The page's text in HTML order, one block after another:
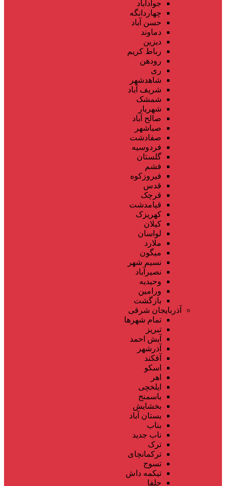
جوادآباد
چهاردانگه
حسن آباد
دماوند
دیزین
رباط کریم
رودهن
ری
شاهدشهر
شریف آباد
شمشک
شهریار
صالح آباد
صباشهر
صفادشت
فردوسیه
گلستان
فشم
فیروزکوه
قدس
قرچک
قیامدشت
کهریزک
کیلان
لواسان
ملارد
میگون
نسیم شهر
نصیرآباد
وحیدیه
ورامین
بازگشت
آذربایجان شرقی
تمام شهر‌ها
تبریز
آبش احمد
آذرشهر
آقکند
اسکو
اهر
ایلخچی
باسمنج
بخشایش
بستان آباد
بناب
ناب جدید
ترک
ترکمانچای
تسوج
تیکمه داش
جلفا